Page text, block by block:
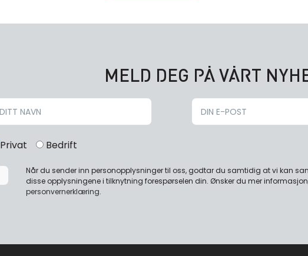
MELD DEG PÅ VÅRT
Privat Bedrift
Når du sender inn personopplysninger til oss, godtar du samtidig at vi kan
disse opplysningene i tilknytning forespørselen din. Ønsker du mer
personvernerklæring.